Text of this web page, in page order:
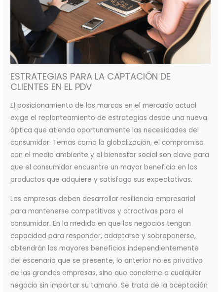
ESTRATEGIAS PARA LA CAPTACIÓN DE
CLIENTES EN EL PDV
El posicionamiento de las marcas en el mercado actual
exige el replanteamiento de estrategias desde una nueva
óptica que atienda oportunamente las necesidades del
consumidor. Temas como la globalización, el compromiso
con el medio ambiente y el bienestar social son clave para
que el consumidor encuentre un mayor beneficio en los
productos que adquiere y satisfaga sus expectativas.
Las empresas deben desarrollar resiliencia empresarial
para mantenerse competitivas y atractivas para el
consumidor. En la medida en que los negocios tengan
capacidad para responder, adaptarse y sobreponerse,
obtendrán los mayores beneficios independientemente
del escenario que se presente, lo anterior no es privativo
de las grandes empresas, sino que concierne a cualquier
negocio sin importar su tamaño. Se trata de la aceptación